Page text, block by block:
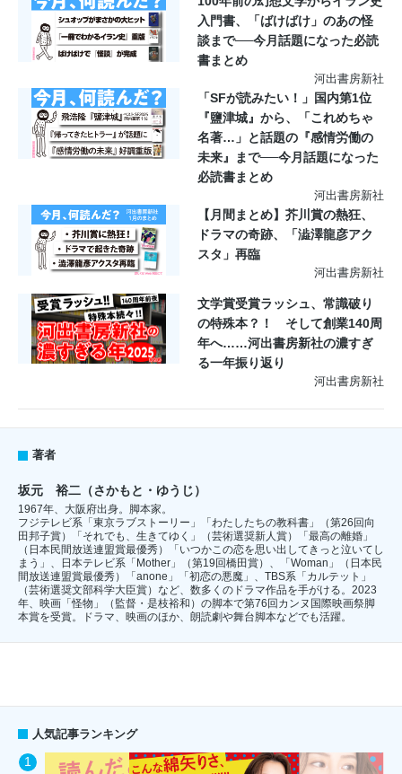
入門書、「ばけばけ」のあの怪
談まで──今月話題になった必読
書まとめ
河出書房新社
「SFが読みたい！」国内第1位
『鹽津城』から、「これめちゃ
名著…」と話題の『感情労働の
未来』まで──今月話題になった
必読書まとめ
河出書房新社
【月間まとめ】芥川賞の熱狂、
ドラマの奇跡、「澁澤龍彦アク
スタ」再臨
河出書房新社
文学賞受賞ラッシュ、常識破り
の特殊本？！ そして創業140周
年へ……河出書房新社の濃すぎ
る一年振り返り
河出書房新社
著者
坂元 裕二（さかもと・ゆうじ）
1967年、大阪府出身。脚本家。
フジテレビ系「東京ラブストーリー」「わたしたちの教科書」（第26回向
田邦子賞）「それでも、生きてゆく」（芸術選奨新人賞）「最高の離婚」
（日本民間放送連盟賞最優秀）「いつかこの恋を思い出してきっと泣いてし
まう」、日本テレビ系「Mother」（第19回橋田賞）、「Woman」（日本民
間放送連盟賞最優秀）「anone」「初恋の悪魔」、TBS系「カルテット」
（芸術選奨文部科学大臣賞）など、数多くのドラマ作品を手がける。2023
年、映画「怪物」（監督・是枝裕和）の脚本で第76回カンヌ国際映画祭脚
本賞を受賞。ドラマ、映画のほか、朗読劇や舞台脚本などでも活躍。
人気記事ランキング